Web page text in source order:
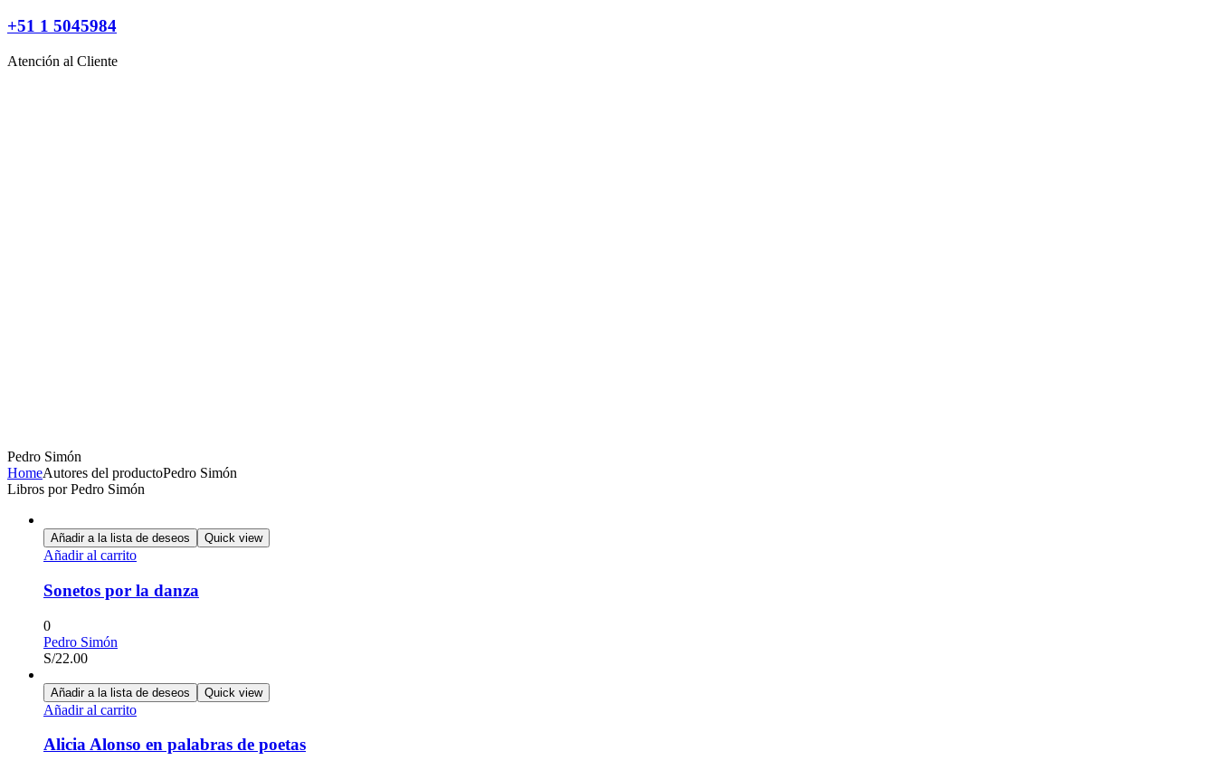
+51 1 5045984
Atención al Cliente
Pedro Simón
HomeAutores del productoPedro Simón
Libros por Pedro Simón
Añadir a la lista de deseos Quick view
Añadir al carrito
Sonetos por la danza
0
Pedro Simón
S/22.00
Añadir a la lista de deseos Quick view
Añadir al carrito
Alicia Alonso en palabras de poetas